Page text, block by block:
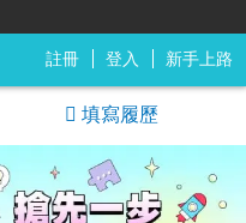
註冊 登入 新手上路
填寫履歷